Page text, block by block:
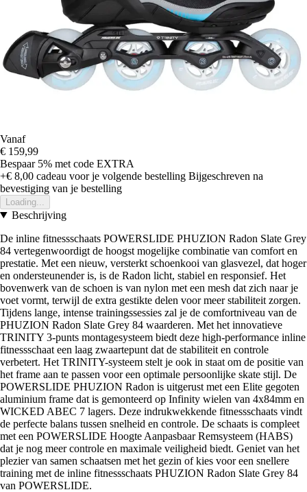
Vanaf
€ 159,99
Bespaar 5% met code EXTRA
+€ 8,00 cadeau voor je volgende bestelling Bijgeschreven na
bevestiging van je bestelling
Loading...
Beschrijving
De inline fitnessschaats POWERSLIDE PHUZION Radon Slate Grey
84 vertegenwoordigt de hoogst mogelijke combinatie van comfort en
prestatie. Met een nieuw, versterkt schoenkooi van glasvezel, dat hoger
en ondersteunender is, is de Radon licht, stabiel en responsief. Het
bovenwerk van de schoen is van nylon met een mesh dat zich naar je
voet vormt, terwijl de extra gestikte delen voor meer stabiliteit zorgen.
Tijdens lange, intense trainingssessies zal je de comfortniveau van de
PHUZION Radon Slate Grey 84 waarderen. Met het innovatieve
TRINITY 3-punts montagesysteem biedt deze high-performance inline
fitnessschaat een laag zwaartepunt dat de stabiliteit en controle
verbetert. Het TRINITY-systeem stelt je ook in staat om de positie van
het frame aan te passen voor een optimale persoonlijke skate stijl. De
POWERSLIDE PHUZION Radon is uitgerust met een Elite gegoten
aluminium frame dat is gemonteerd op Infinity wielen van 4x84mm en
WICKED ABEC 7 lagers. Deze indrukwekkende fitnessschaats vindt
de perfecte balans tussen snelheid en controle. De schaats is compleet
met een POWERSLIDE Hoogte Aanpasbaar Remsysteem (HABS)
dat je nog meer controle en maximale veiligheid biedt. Geniet van het
plezier van samen schaatsen met het gezin of kies voor een snellere
training met de inline fitnessschaats PHUZION Radon Slate Grey 84
van POWERSLIDE.